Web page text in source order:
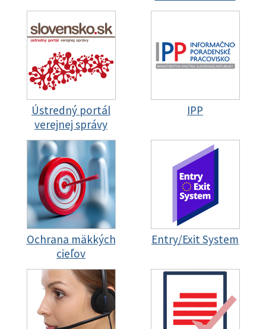
Ústredný portál
verejnej správy
IPP
Ochrana mäkkých
cieľov
Entry/Exit System